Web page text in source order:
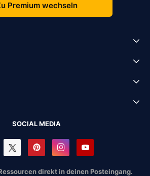
Premium wechseln
SOCIAL MEDIA
direkt in deinen Posteingang.